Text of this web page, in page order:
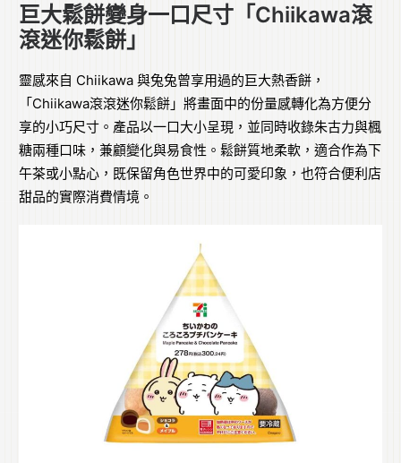
巨大鬆餅變身一口尺寸「Chiikawa滾
滾迷你鬆餅」
靈感來自 Chiikawa 與兔兔曾享用過的巨大熱香餅，
「Chiikawa滾滾迷你鬆餅」將畫面中的份量感轉化為方便分
享的小巧尺寸。產品以一口大小呈現，並同時收錄朱古力與楓
糖兩種口味，兼顧變化與易食性。鬆餅質地柔軟，適合作為下
午茶或小點心，既保留角色世界中的可愛印象，也符合便利店
甜品的實際消費情境。